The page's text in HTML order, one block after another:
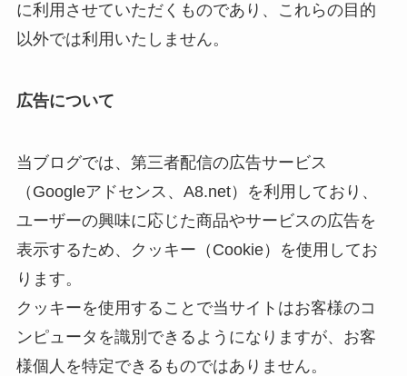
に利用させていただくものであり、これらの目的
以外では利用いたしません。
広告について
当ブログでは、第三者配信の広告サービス
（Googleアドセンス、A8.net）を利用しており、
ユーザーの興味に応じた商品やサービスの広告を
表示するため、クッキー（Cookie）を使用してお
ります。
クッキーを使用することで当サイトはお客様のコ
ンピュータを識別できるようになりますが、お客
様個人を特定できるものではありません。